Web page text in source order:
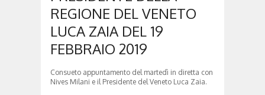
REGIONE DEL VENETO
LUCA ZAIA DEL 19
FEBBRAIO 2019
Consueto appuntamento del martedì in diretta con
Nives Milani e il Presidente del Veneto Luca Zaia.